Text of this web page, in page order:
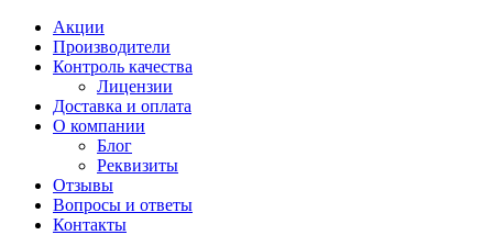
Акции
Производители
Контроль качества
Лицензии
Доставка и оплата
О компании
Блог
Реквизиты
Отзывы
Вопросы и ответы
Контакты